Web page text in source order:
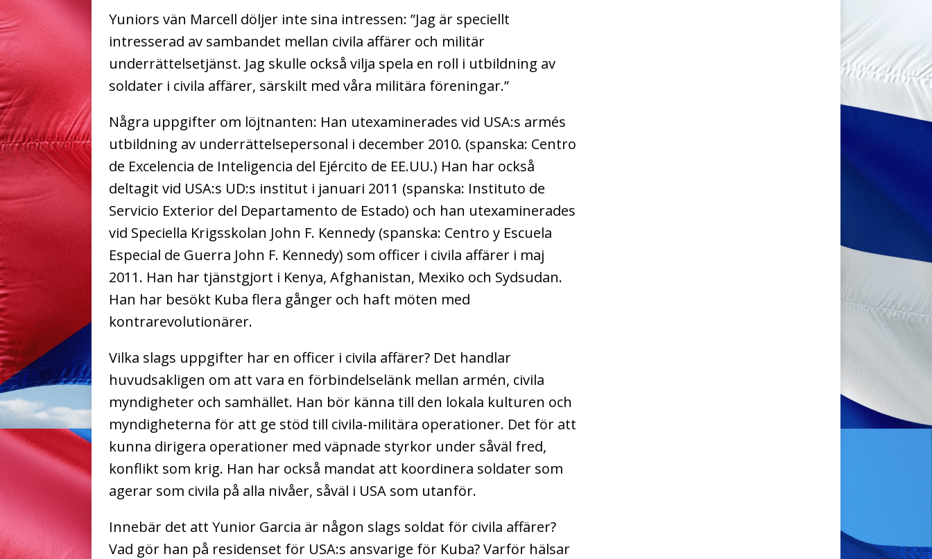
Yuniors vän Marcell döljer inte sina intressen: ”Jag är speciellt
intresserad av sambandet mellan civila affärer och militär
underrättelsetjänst. Jag skulle också vilja spela en roll i utbildning av
soldater i civila affärer, särskilt med våra militära föreningar.”
Några uppgifter om löjtnanten: Han utexaminerades vid USA:s armés
utbildning av underrättelsepersonal i december 2010. (spanska: Centro
de Excelencia de Inteligencia del Ejército de EE.UU.) Han har också
deltagit vid USA:s UD:s institut i januari 2011 (spanska: Instituto de
Servicio Exterior del Departamento de Estado) och han utexaminerades
vid Speciella Krigsskolan John F. Kennedy (spanska: Centro y Escuela
Especial de Guerra John F. Kennedy) som officer i civila affärer i maj
2011. Han har tjänstgjort i Kenya, Afghanistan, Mexiko och Sydsudan.
Han har besökt Kuba flera gånger och haft möten med
kontrarevolutionärer.
Vilka slags uppgifter har en officer i civila affärer? Det handlar
huvudsakligen om att vara en förbindelselänk mellan armén, civila
myndigheter och samhället. Han bör känna till den lokala kulturen och
myndigheterna för att ge stöd till civila-militära operationer. Det för att
kunna dirigera operationer med väpnade styrkor under såväl fred,
konflikt som krig. Han har också mandat att koordinera soldater som
agerar som civila på alla nivåer, såväl i USA som utanför.
Innebär det att Yunior Garcia är någon slags soldat för civila affärer?
Vad gör han på residenset för USA:s ansvarige för Kuba? Varför hälsar